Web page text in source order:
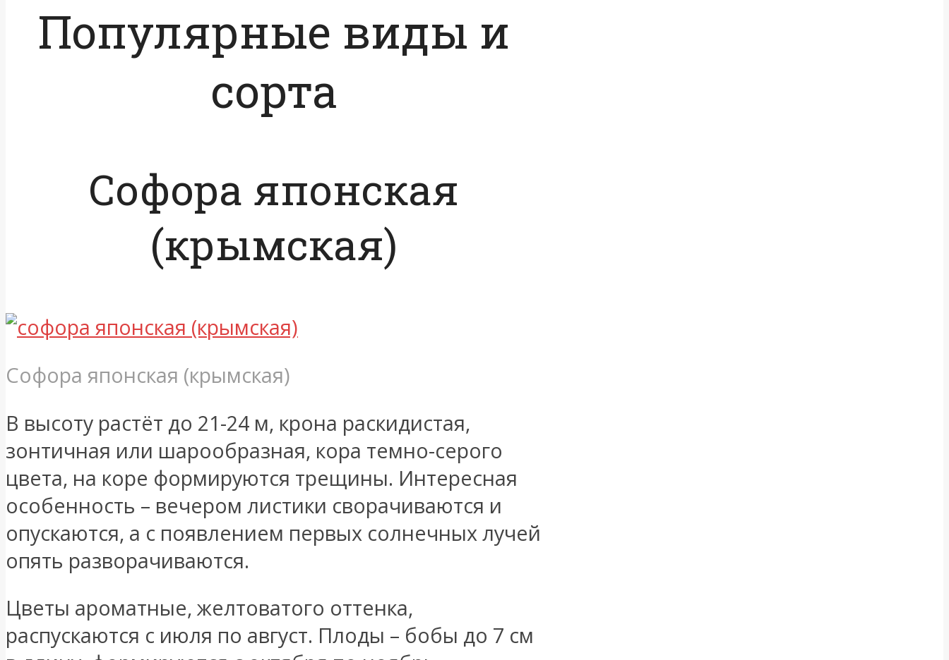
Популярные виды и
сорта
Софора японская
(крымская)
Софора японская (крымская)
В высоту растёт до 21-24 м, крона раскидистая,
зонтичная или шарообразная, кора темно-серого
цвета, на коре формируются трещины. Интересная
особенность – вечером листики сворачиваются и
опускаются, а с появлением первых солнечных лучей
опять разворачиваются.
Цветы ароматные, желтоватого оттенка,
распускаются с июля по август. Плоды – бобы до 7 см